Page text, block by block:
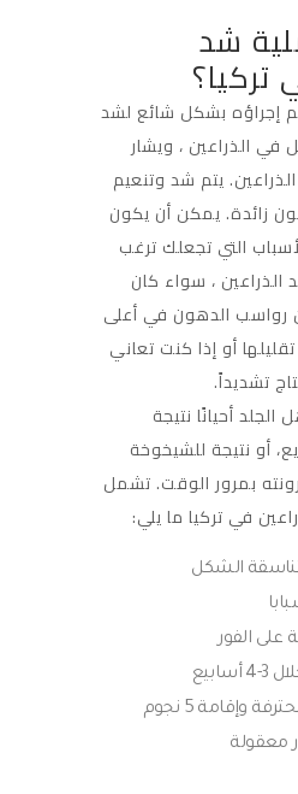
شد
تركيا؟
إجراؤه بشكل شائع لشد
في الذراعين ، ويشار
يتم شد وتنعيم
زائدة. يمكن أن يكون
التي تجعلك ترغب
، سواء كان
رواسب الدهون في أعلى
أو إذا كنت تعاني
تشديداً.
أحيانًا نتيجة
أو نتيجة للشيخوخة
بمرور الوقت. تشمل
في تركيا ما يلي:
الشكل
على الفور
وإقامة 5 نجوم
معقولة